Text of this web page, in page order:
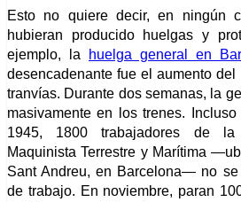
Esto no quiere decir, en ningún c
hubieran producido huelgas y
ejemplo, la
huelga general en
desencadenante fue el aumento
tranvías. Durante dos semanas, la
masivamente en los trenes.
1945, 1800 trabajadores de la
Maquinista Terrestre y Marítima
Sant Andreu, en Barcelona— no se
de trabajo. En noviembre, paran